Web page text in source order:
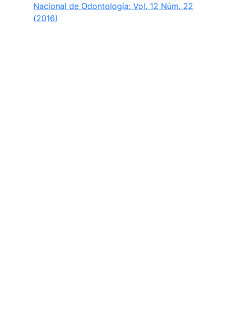
Nacional de Odontología: Vol. 12 Núm. 22
(2016)